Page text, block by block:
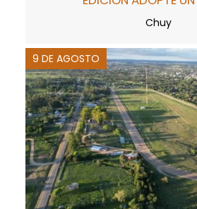
Chuy
9 DE AGOSTO